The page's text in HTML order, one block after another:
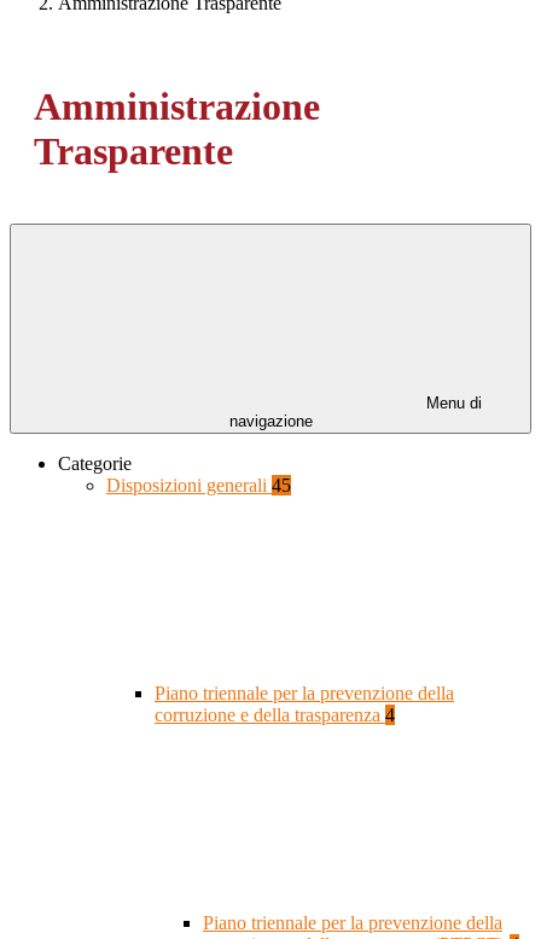
Amministrazione
Trasparente
Menu di
navigazione
Categorie
Disposizioni generali 45
Piano triennale per la prevenzione della
corruzione e della trasparenza 4
Piano triennale per la prevenzione della